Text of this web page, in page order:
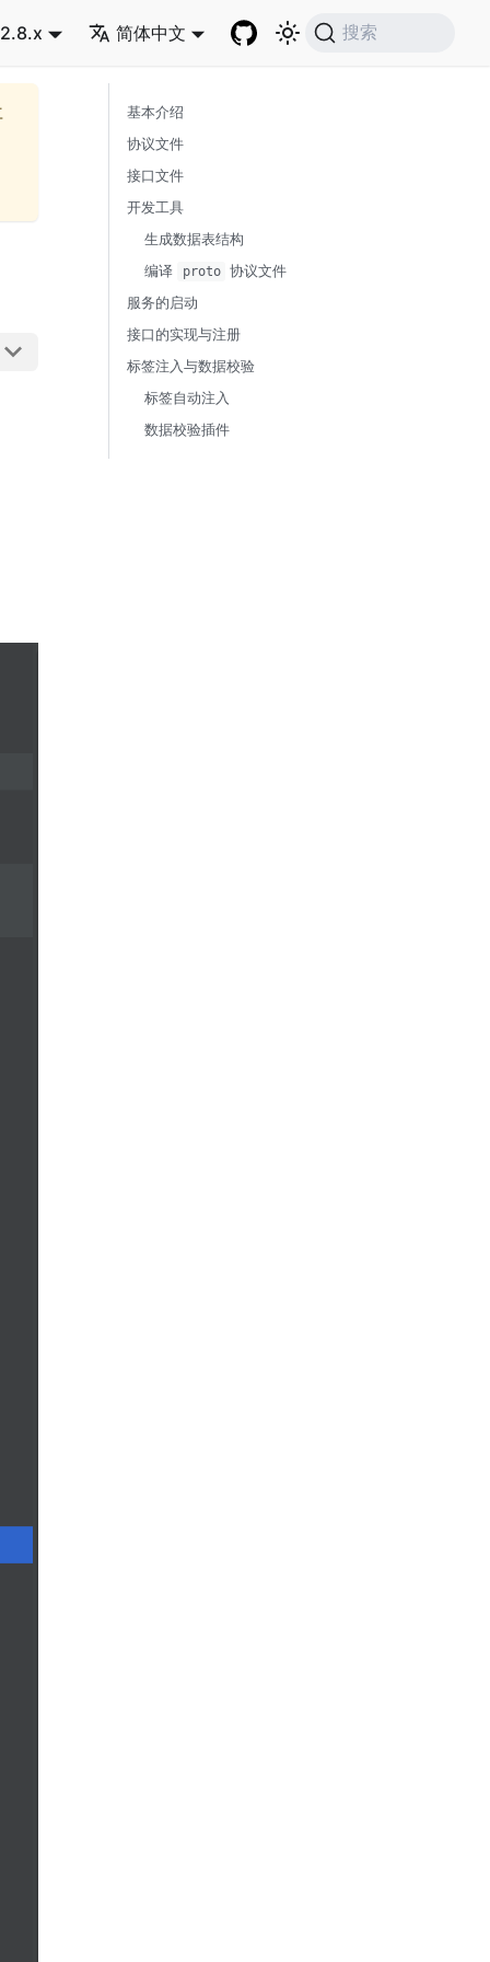
2.8.x 简体中文 搜索
基本介绍
协议文件
接口文件
开发工具
生成数据表结构
编译
proto
协议文件
服务的启动
接口的实现与注册
标签注入与数据校验
标签自动注入
数据校验插件